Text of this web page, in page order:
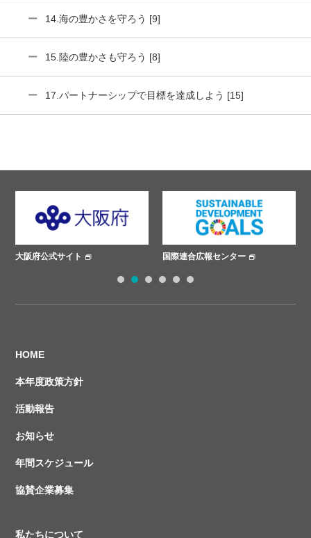
14.海の豊かさを守ろう [9]
15.陸の豊かさも守ろう [8]
17.パートナーシップで目標を達成しよう [15]
大阪府公式サイト 国際連合広報センター
HOME
本年度政策方針
活動報告
お知らせ
年間スケジュール
協賛企業募集
私たちについて